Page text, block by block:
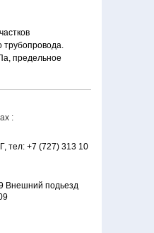
трубопровода.
предельное
:
тел: +7 (727) 313 10
Внешний подьезд